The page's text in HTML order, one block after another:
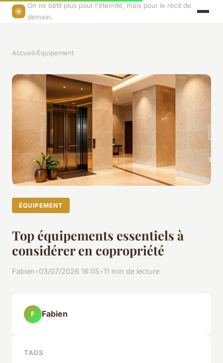
On ne bâtit plus pour l'éternité, mais pour le récit de
demain.
Accueil›Équipement
ÉQUIPEMENT
Top équipements essentiels à
considérer en copropriété
Fabien•03/07/2026 16:05•11 min de lecture
F Fabien
TAGS